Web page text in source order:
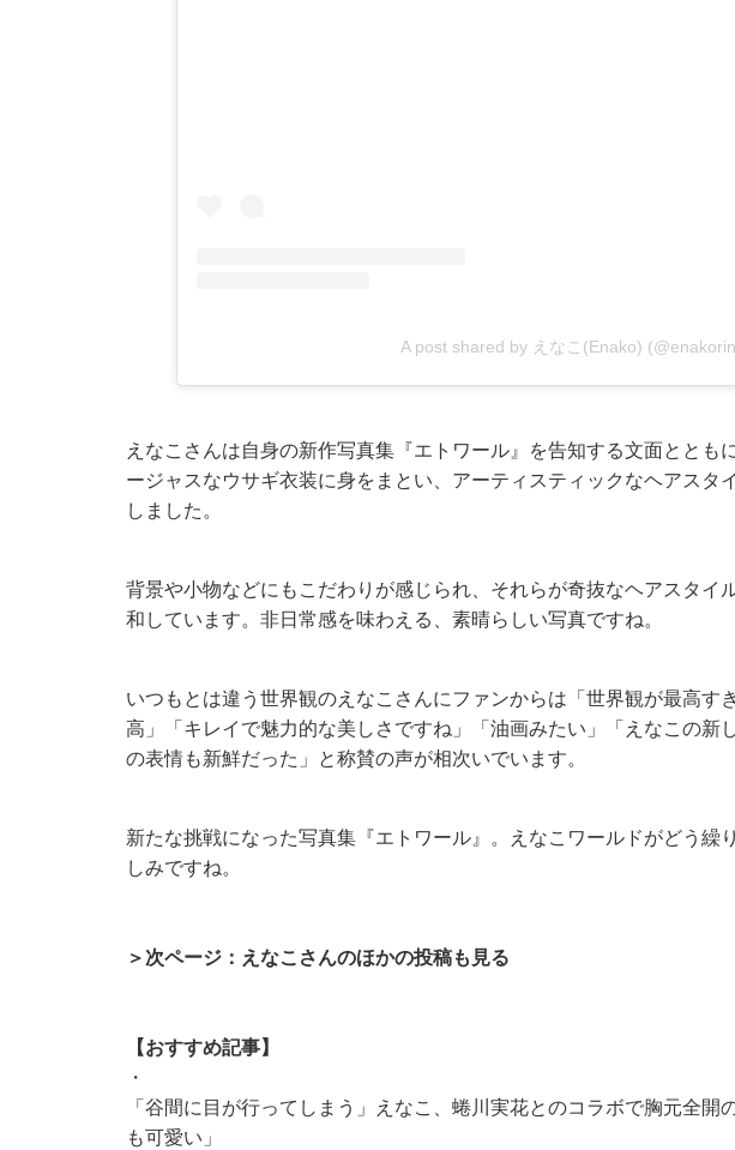
A post shared by えなこ(Enako)
えなこさんは自身の新作写真集『エトワール』を告知する文面ととも
ージャスなウサギ衣装に身をまとい、アーティスティックなヘアスタ
しました。
背景や小物などにもこだわりが感じられ、それらが奇抜なヘアスタイ
和しています。非日常感を味わえる、素晴らしい写真ですね。
いつもとは違う世界観のえなこさんにファンからは「世界観が最高す
高」「キレイで魅力的な美しさですね」「油画みたい」「えなこの
の表情も新鮮だった」と称賛の声が相次いでいます。
新たな挑戦になった写真集『エトワール』。えなこワールドがどう繰
しみですね。
＞次ページ：えなこさんのほかの投稿も見る
【おすすめ記事】
・
「谷間に目が行ってしまう」えなこ、蜷川実花とのコラボで胸元全開
も可愛い」